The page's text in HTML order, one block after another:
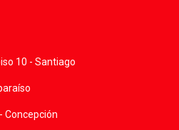
10 - Santiago
Concepción